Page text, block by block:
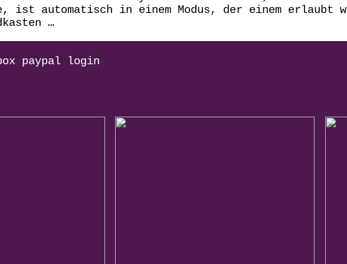
ist automatisch in einem Modus, der einem erlaubt
…
paypal login